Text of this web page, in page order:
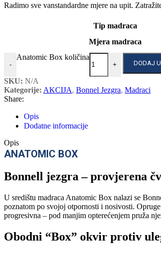
Radimo sve vanstandardne mjere na upit.
Tip madraca
Mjera madraca
-
Anatomic Box količina
+ DODAJ
SKU: N/A
Kategorije: AKCIJA, Bonnel Jezgra, Madraci
Share:
Opis
Dodatne informacije
Opis
ANATOMIC BOX
Bonnell jezgra – provjerena
U središtu madraca Anatomic Box nalazi se
poznatom po svojoj otpornosti i nosivosti.
progresivna – pod manjim opterećenjem pruža
Obodni “Box” okvir protiv